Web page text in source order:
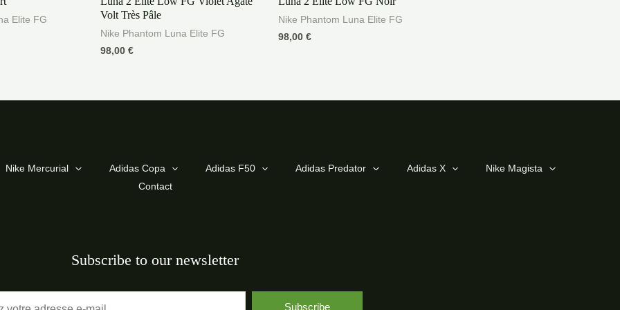
Elite FG
sur
5
Volt Très Pâle
Nike Phantom Luna Elite FG
98,00 €
sur
Nike Phantom Luna Elite FG
98,00 €
Nike Mercurial Adidas Copa Adidas F50 Adidas Predator Adidas X
Nike Magista
Contact
Subscribe to our newsletter
Subscribe